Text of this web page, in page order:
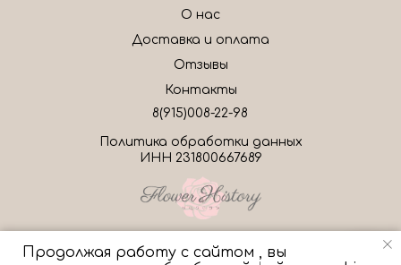
Продолжая работу с сайтом , вы
Контакты
8(915)008-22-98
О нас
Доставка и оплата
Отзывы
Политика обработки данных
ИНН 231800667689